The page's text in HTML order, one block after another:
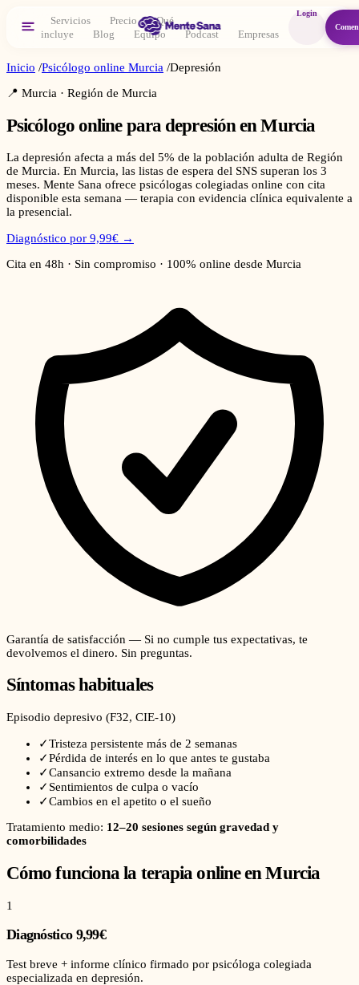
Servicios Precio
Qué
incluye
Blog Equipo Podcast Empresas
Login
Inicio /Psicólogo online Murcia /Depresión
📍 Murcia · Región de Murcia
Psicólogo online para depresión enMurcia
La depresión afecta a más del 5% de la población adulta de Región
de Murcia. En Murcia, las listas de espera del SNS superan los 3
meses. Mente Sana ofrece psicólogas colegiadas online con cita
disponible esta semana — terapia con evidencia clínica equivalente a
la presencial.
Diagnóstico por 9,99€ →
Cita en 48h · Sin compromiso · 100% online desde Murcia
Garantía de satisfacción — Si no cumple tus expectativas, te
devolvemos el dinero. Sin preguntas.
Síntomas habituales
Episodio depresivo (F32, CIE-10)
✓Tristeza persistente más de 2 semanas
✓Pérdida de interés en lo que antes te gustaba
✓Cansancio extremo desde la mañana
✓ Sentimientos de culpa o vacío
✓Cambios en el apetito o el sueño
Tratamiento medio: 12–20 sesiones según gravedad y
comorbilidades
Cómo funciona la terapia online enMurcia
1
Diagnóstico 9,99€
Test breve + informe clínico firmado por psicóloga colegiada
especializada en depresión.